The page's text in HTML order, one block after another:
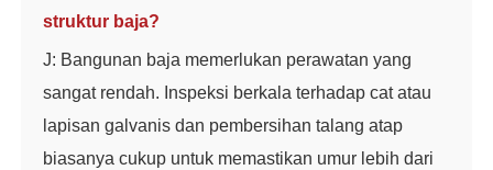
struktur baja?
J: Bangunan baja memerlukan perawatan yang
sangat rendah. Inspeksi berkala terhadap cat atau
lapisan galvanis dan pembersihan talang atap
biasanya cukup untuk memastikan umur lebih dari